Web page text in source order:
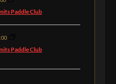
Paddle Club
Paddle Club